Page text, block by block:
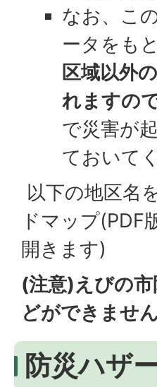
なお、こ
ータをも
区域以外
れますの
で災害が
ておいて
以下の地区名
ドマップ(PDF
開きます)
(注意)えびの
どができませ
防災ハザ